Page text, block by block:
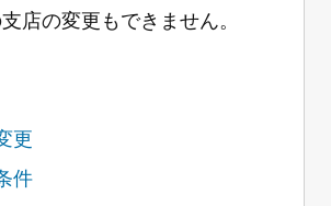
店の変更もできません。
更
件